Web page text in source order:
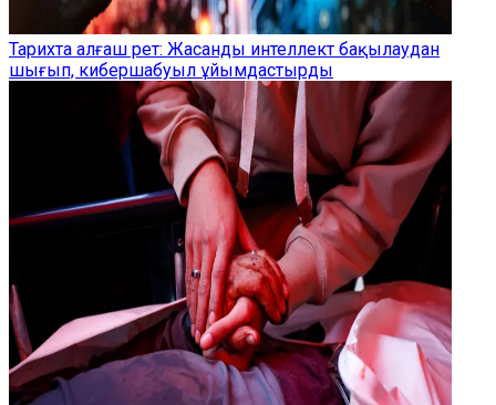
Тарихта алғаш рет: Жасанды интеллект бақылаудан
шығып, кибершабуыл ұйымдастырды